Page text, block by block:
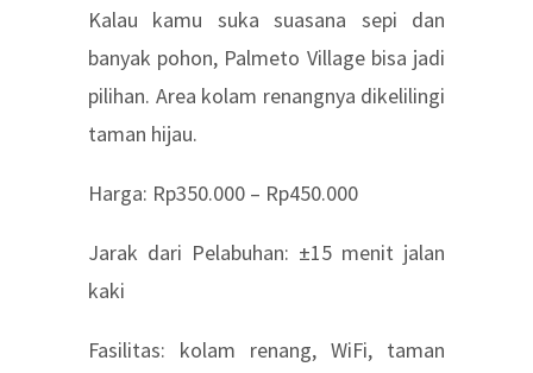
Kalau kamu suka suasana sepi dan
banyak pohon, Palmeto Village bisa jadi
pilihan. Area kolam renangnya dikelilingi
taman hijau.
Harga: Rp350.000 – Rp450.000
Jarak dari Pelabuhan: ±15 menit jalan
kaki
Fasilitas: kolam renang, WiFi, taman